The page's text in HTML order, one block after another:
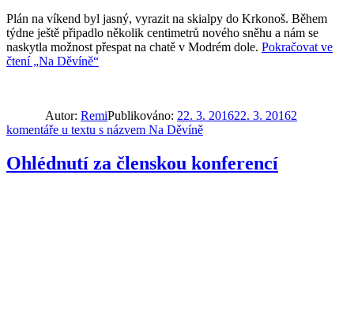
Plán na víkend byl jasný, vyrazit na skialpy do Krkonoš. Během
týdne ještě připadlo několik centimetrů nového sněhu a nám se
naskytla možnost přespat na chatě v Modrém dole. Pokračovat ve
čtení„Na Děvíně“
Autor: RemiPublikováno: 22. 3. 201622. 3. 20162
komentáře u textu s názvem Na Děvíně
Ohlédnutí za členskou konferencí